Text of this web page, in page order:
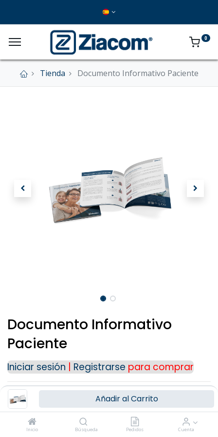
Añadir al Carrito
Inicio Búsqueda Pedidos Cuenta
0
Tienda Documento Informativo Paciente
Documento Informativo
Paciente
Iniciar sesión Registrarse para comprar
Términos y Condiciones
×
Nuestra tienda online se encuentra cerrada de
forma definitiva.
En este momento no se aceptan pedidos a
través del sitio web.
Para cualquier consulta o información
Gracias por tu interés.